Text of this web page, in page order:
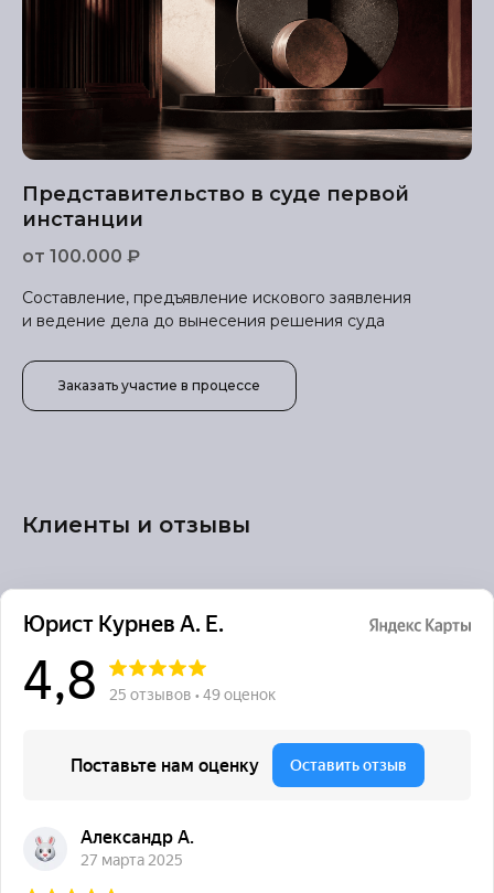
Представительство в суде первой
инстанции
от 100.000 ₽
Составление, предъявление искового заявления
и ведение дела до вынесения решения суда
Заказать участие в процессе
Клиенты и отзывы